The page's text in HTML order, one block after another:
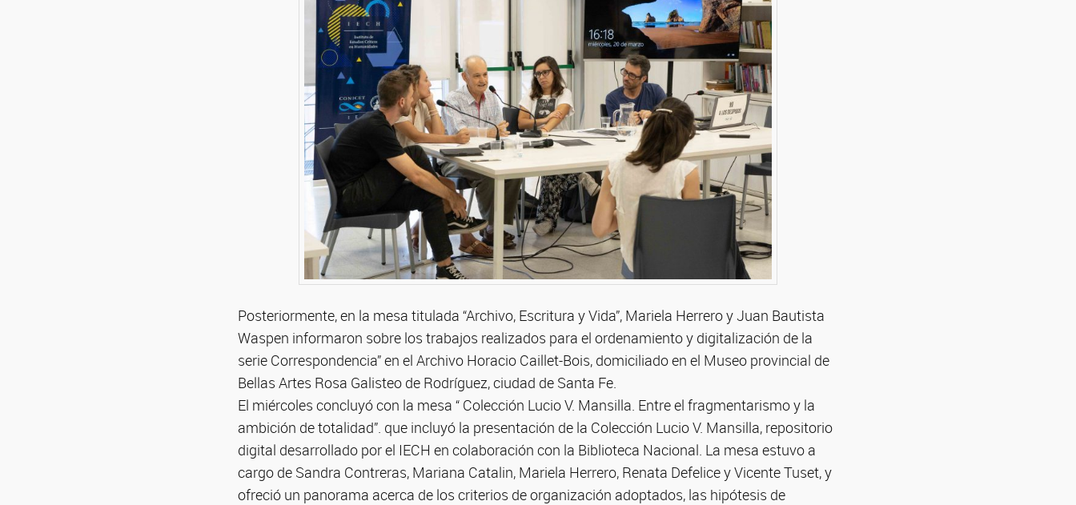
Posteriormente, en la mesa titulada “Archivo, Escritura y Vida”, Mariela Herrero y Juan Bautista
Waspen informaron sobre los trabajos realizados para el ordenamiento y digitalización de la
serie Correspondencia” en el Archivo Horacio Caillet-Bois, domiciliado en el Museo provincial de
Bellas Artes Rosa Galisteo de Rodríguez, ciudad de Santa Fe.
El miércoles concluyó con la mesa “ Colección Lucio V. Mansilla. Entre el fragmentarismo y la
ambición de totalidad”. que incluyó la presentación de la Colección Lucio V. Mansilla, repositorio
digital desarrollado por el IECH en colaboración con la Biblioteca Nacional. La mesa estuvo a
cargo de Sandra Contreras, Mariana Catalin, Mariela Herrero, Renata Defelice y Vicente Tuset, y
ofreció un panorama acerca de los criterios de organización adoptados, las hipótesis de